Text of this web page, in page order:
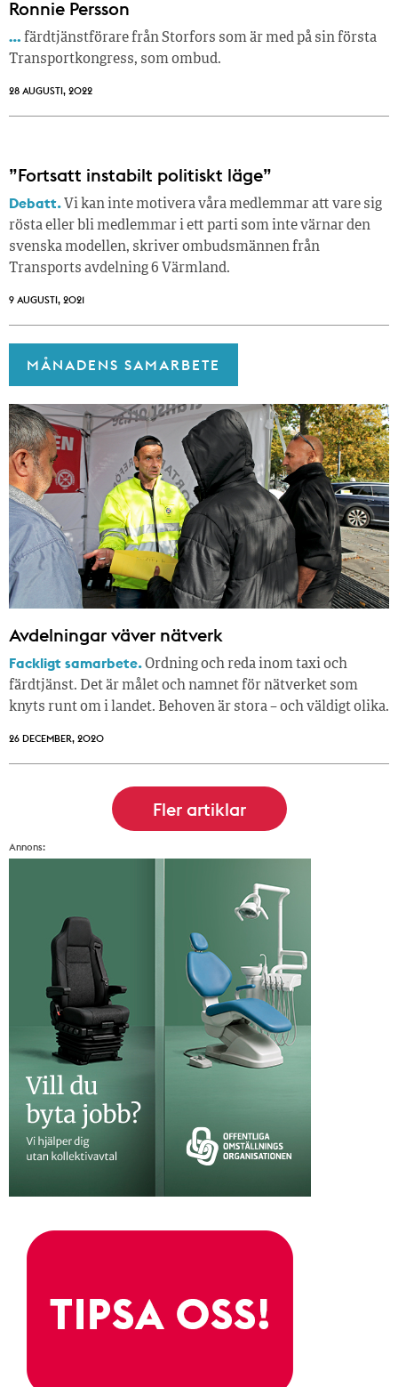
Ronnie Persson
… färdtjänstförare från Storfors som är med på sin första
Transportkongress, som ombud.
28 AUGUSTI, 2022
”Fortsatt instabilt politiskt läge”
Debatt. Vi kan inte motivera våra medlemmar att vare sig
rösta eller bli medlemmar i ett parti som inte värnar den
svenska modellen, skriver ombudsmännen från
Transports avdelning 6 Värmland.
9 AUGUSTI, 2021
MÅNADENS SAMARBETE
Avdelningar väver nätverk
Fackligt samarbete.Ordning och reda inom taxi och
färdtjänst. Det är målet och namnet för nätverket som
knyts runt om i landet. Behoven är stora – och väldigt olika.
26 DECEMBER, 2020
Annons: